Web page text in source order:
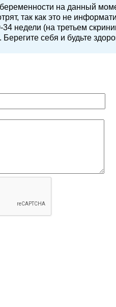
на данный
так как это не
34 недели (на третьем
себя и будьте